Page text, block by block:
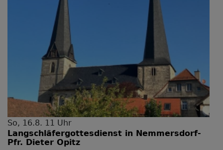
So, 16.8. 11 Uhr
Langschläfergottesdienst in Nemmersdorf-
Pfr. Dieter Opitz